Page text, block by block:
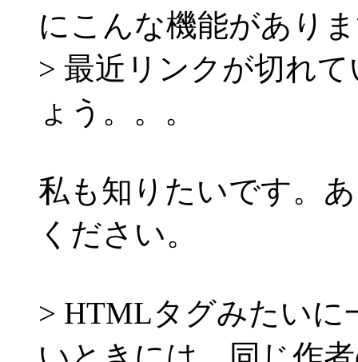
にこんな機能があり
> 最近リンクが切れ
ょう。。。
私も知りたいです。
ください。
> HTMLタグみたいに